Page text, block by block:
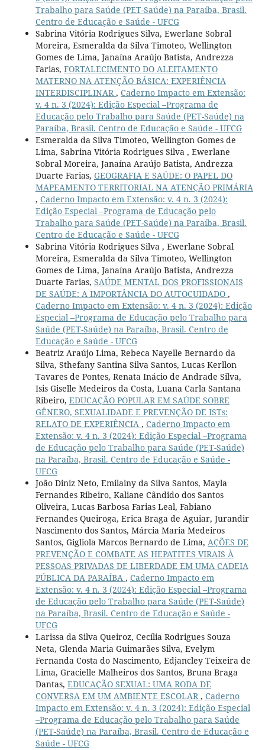
Trabalho para Saúde (PET-Saúde) na Paraíba, Brasil.
Centro de Educação e Saúde - UFCG
Sabrina Vitória Rodrigues Silva, Ewerlane Sobral
Moreira, Esmeralda da Silva Timoteo, Wellington
Gomes de Lima, Janaína Araújo Batista, Andrezza
Farias, FORTALECIMENTO DO ALEITAMENTO
MATERNO NA ATENÇÃO BÁSICA: EXPERIÊNCIA
INTERDISCIPLINAR, Caderno Impacto em Extensão:
v. 4 n. 3 (2024): Edição Especial –Programa de
Educação pelo Trabalho para Saúde (PET-Saúde) na
Paraíba, Brasil. Centro de Educação e Saúde - UFCG
Esmeralda da Silva Timoteo, Wellington Gomes de
Lima, Sabrina Vitória Rodrigues Silva , Ewerlane
Sobral Moreira, Janaína Araújo Batista, Andrezza
Duarte Farias, GEOGRAFIA E SAÚDE: O PAPEL DO
MAPEAMENTO TERRITORIAL NA ATENÇÃO PRIMÁRIA
, Caderno Impacto em Extensão: v. 4 n. 3 (2024):
Edição Especial –Programa de Educação pelo
Trabalho para Saúde (PET-Saúde) na Paraíba, Brasil.
Centro de Educação e Saúde - UFCG
Sabrina Vitória Rodrigues Silva , Ewerlane Sobral
Moreira, Esmeralda da Silva Timoteo, Wellington
Gomes de Lima, Janaína Araújo Batista, Andrezza
Duarte Farias, SAÚDE MENTAL DOS PROFISSIONAIS
DE SAÚDE: A IMPORTÂNCIA DO AUTOCUIDADO ,
Caderno Impacto em Extensão: v. 4 n. 3 (2024): Edição
Especial –Programa de Educação pelo Trabalho para
Saúde (PET-Saúde) na Paraíba, Brasil. Centro de
Educação e Saúde - UFCG
Beatriz Araújo Lima, Rebeca Nayelle Bernardo da
Silva, Sthefany Santina Silva Santos, Lucas Kerllon
Tavares de Pontes, Renata Inácio de Andrade Silva,
Isis Giselle Medeiros da Costa, Luana Carla Santana
Ribeiro, EDUCAÇÃO POPULAR EM SAÚDE SOBRE
GÊNERO, SEXUALIDADE E PREVENÇÃO DE ISTs:
RELATO DE EXPERIÊNCIA , Caderno Impacto em
Extensão: v. 4 n. 3 (2024): Edição Especial –Programa
de Educação pelo Trabalho para Saúde (PET-Saúde)
na Paraíba, Brasil. Centro de Educação e Saúde -
UFCG
João Diniz Neto, Emilainy da Silva Santos, Mayla
Fernandes Ribeiro, Kaliane Cândido dos Santos
Oliveira, Lucas Barbosa Farias Leal, Fabiano
Fernandes Queiroga, Erica Braga de Aguiar, Jurandir
Nascimento dos Santos, Márcia Maria Medeiros
Santos, Gigliola Marcos Bernardo de Lima, AÇÕES DE
PREVENÇÃO E COMBATE AS HEPATITES VIRAIS À
PESSOAS PRIVADAS DE LIBERDADE EM UMA CADEIA
PÚBLICA DA PARAÍBA , Caderno Impacto em
Extensão: v. 4 n. 3 (2024): Edição Especial –Programa
de Educação pelo Trabalho para Saúde (PET-Saúde)
na Paraíba, Brasil. Centro de Educação e Saúde -
UFCG
Larissa da Silva Queiroz, Cecília Rodrigues Souza
Neta, Glenda Maria Guimarães Silva, Evelym
Fernanda Costa do Nascimento, Edjancley Teixeira de
Lima, Gracielle Malheiros dos Santos, Bruna Braga
Dantas, EDUCAÇÃO SEXUAL: UMA RODA DE
CONVERSA EM UM AMBIENTE ESCOLAR, Caderno
Impacto em Extensão: v. 4 n. 3 (2024): Edição Especial
–Programa de Educação pelo Trabalho para Saúde
(PET-Saúde) na Paraíba, Brasil. Centro de Educação e
Saúde - UFCG